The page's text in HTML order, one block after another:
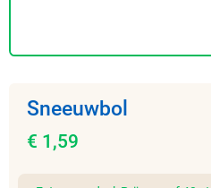
Sneeuwbol
€ 1,59